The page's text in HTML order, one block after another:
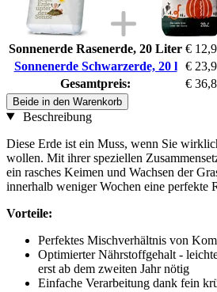
Sonnenerde Rasenerde, 20 Liter €
Sonnenerde Schwarzerde, 20 l
€
Gesamtpreis:
€
Beide in den Warenkorb
Beschreibung
Diese Erde ist ein Muss, wenn Sie
wollen. Mit ihrer speziellen
ein rasches Keimen und Wachsen der
innerhalb weniger Wochen eine perfekte
Vorteile:
Perfektes Mischverhältnis von
Optimierter Nährstoffgehalt -
erst ab dem zweiten Jahr nötig
Einfache Verarbeitung dank fein